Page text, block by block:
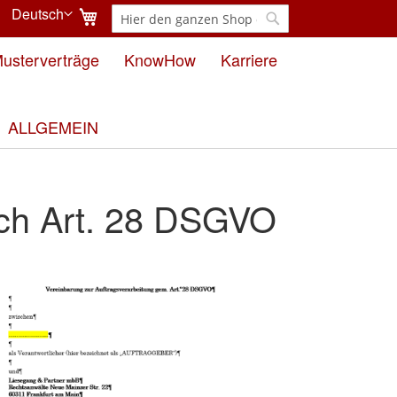
Suche
Mein Warenkorb
Sprache
Deutsch
KnowHow Karriere
ALLGEMEIN
Art. 28 DSGVO